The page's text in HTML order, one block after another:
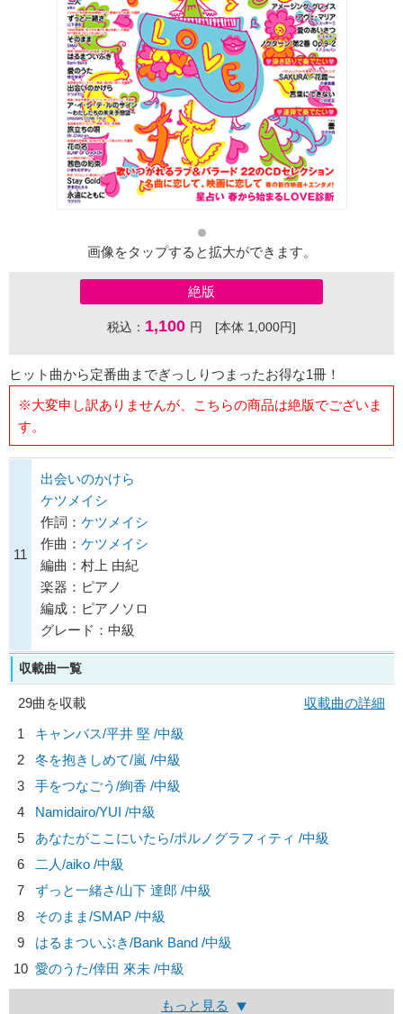
画像をタップすると拡大ができます。
絶版
税込： 1,100 円 [本体 1,000円]
ヒット曲から定番曲までぎっしりつまったお得な1冊！
※大変申し訳ありませんが、こちらの商品は絶版でございま
す。
11
出会いのかけら
ケツメイシ
作詞： ケツメイシ
作曲： ケツメイシ
編曲：村上 由紀
楽器：ピアノ
編成：ピアノソロ
グレード：中級
収載曲一覧
29曲を収載
収載曲の詳細
1
キャンバス/平井 堅 /中級
2
冬を抱きしめて/嵐 /中級
3
手をつなごう/絢香 /中級
4
Namidairo/YUI /中級
5
あなたがここにいたら/ポルノグラフィティ /中級
6
二人/aiko /中級
7
ずっと一緒さ/山下 達郎 /中級
8
そのまま/SMAP /中級
9
はるまついぶき/Bank Band /中級
10 愛のうた/倖田 來未 /中級
もっと見る